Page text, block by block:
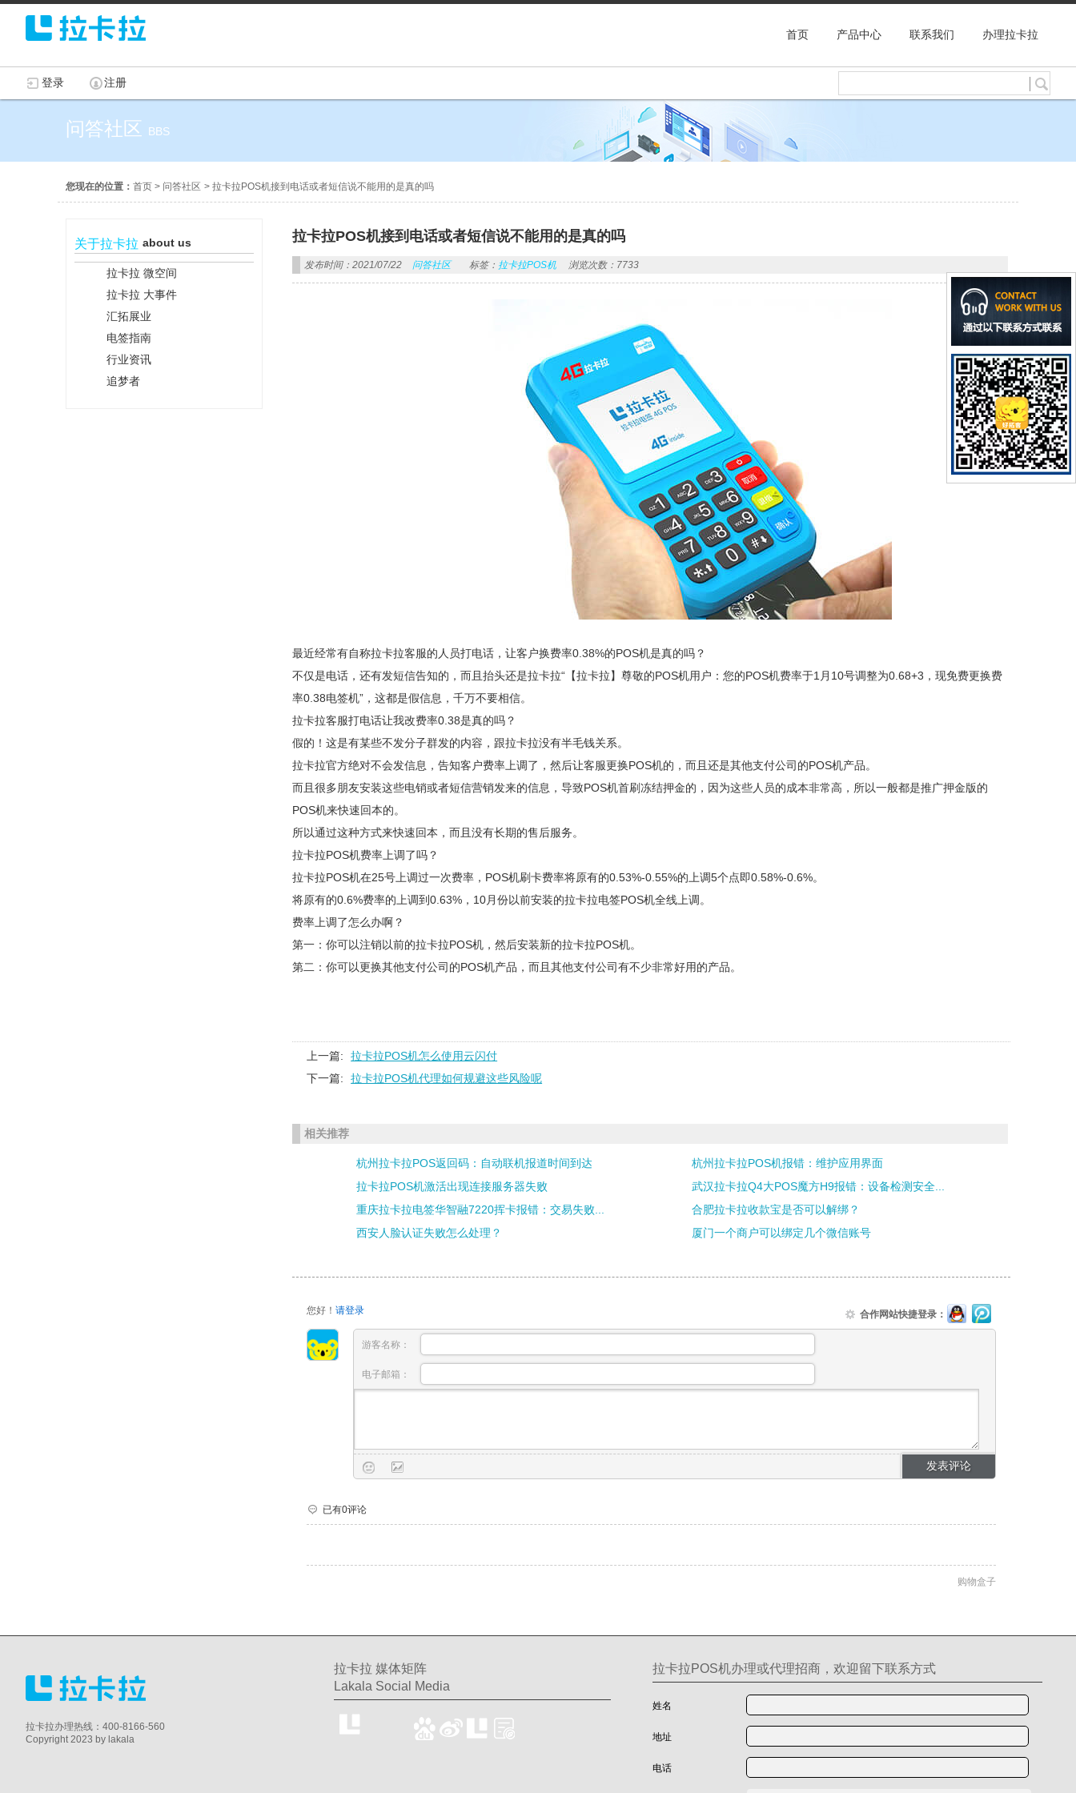
首页 产品中心 联系我们 办理拉卡拉
登录 注册
问答社区 BBS
您现在的位置： 首页 > 问答社区 > 拉卡拉POS机接到电话或者短信说不能用的是真的吗
关于拉卡拉 about us
拉卡拉 微空间
拉卡拉 大事件
汇拓展业
电签指南
行业资讯
追梦者
拉卡拉POS机接到电话或者短信说不能用的是真的吗
发布时间：2021/07/22 问答社区 标签： 拉卡拉POS机 浏览次数：7733
最近经常有自称拉卡拉客服的人员打电话，让客户换费率0.38%的POS机是真的吗？
不仅是电话，还有发短信告知的，而且抬头还是拉卡拉“【拉卡拉】尊敬的POS机用户：您的POS机费率于1月10号调整为0.68+3，现免费更换费
率0.38电签机”，这都是假信息，千万不要相信。
拉卡拉客服打电话让我改费率0.38是真的吗？
假的！这是有某些不发分子群发的内容，跟拉卡拉没有半毛钱关系。
拉卡拉官方绝对不会发信息，告知客户费率上调了，然后让客服更换POS机的，而且还是其他支付公司的POS机产品。
而且很多朋友安装这些电销或者短信营销发来的信息，导致POS机首刷冻结押金的，因为这些人员的成本非常高，所以一般都是推广押金版的
POS机来快速回本的。
所以通过这种方式来快速回本，而且没有长期的售后服务。
拉卡拉POS机费率上调了吗？
拉卡拉POS机在25号上调过一次费率，POS机刷卡费率将原有的0.53%-0.55%的上调5个点即0.58%-0.6%。
将原有的0.6%费率的上调到0.63%，10月份以前安装的拉卡拉电签POS机全线上调。
费率上调了怎么办啊？
第一：你可以注销以前的拉卡拉POS机，然后安装新的拉卡拉POS机。
第二：你可以更换其他支付公司的POS机产品，而且其他支付公司有不少非常好用的产品。
上一篇:
拉卡拉POS机怎么使用云闪付
下一篇:
拉卡拉POS机代理如何规避这些风险呢
相关推荐
杭州拉卡拉POS返回码：自动联机报道时间到达
杭州拉卡拉POS机报错：维护应用界面
拉卡拉POS机激活出现连接服务器失败
武汉拉卡拉Q4大POS魔方H9报错：设备检测安全...
重庆拉卡拉电签华智融7220挥卡报错：交易失败...
合肥拉卡拉收款宝是否可以解绑？
西安人脸认证失败怎么处理？
厦门一个商户可以绑定几个微信账号
您好！请登录 合作网站快捷登录：
游客名称：
电子邮箱：
已有0评论
购物盒子
拉卡拉办理热线：400-8166-560
Copyright 2023 by lakala
拉卡拉 媒体矩阵
Lakala Social Media
拉卡拉POS机办理或代理招商，欢迎留下联系方式
姓名
地址
电话